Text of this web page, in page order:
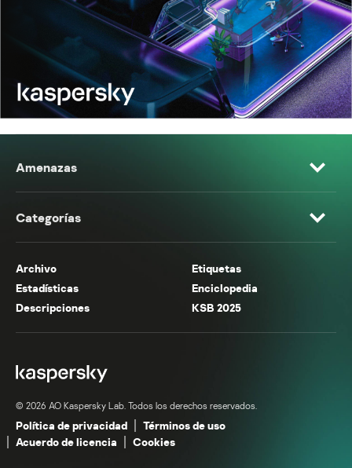
Amenazas
Categorías
Archivo
Etiquetas
Estadísticas
Enciclopedia
Descripciones
KSB 2025
© 2026 AO Kaspersky Lab. Todos los derechos reservados.
Política de privacidad
Términos de uso
Acuerdo de licencia
Cookies